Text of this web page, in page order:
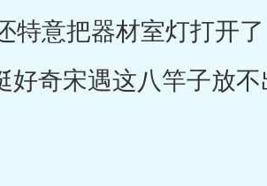
意把器材室灯打开
奇宋遇这八竿子放